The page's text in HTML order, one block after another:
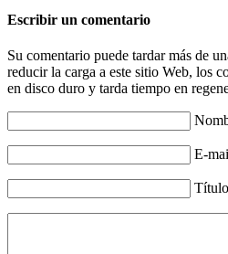
Escribir un comentario
Su comentario puede tardar más de
reducir la carga a este sitio Web, los
en disco duro y tarda tiempo en
E-
Título